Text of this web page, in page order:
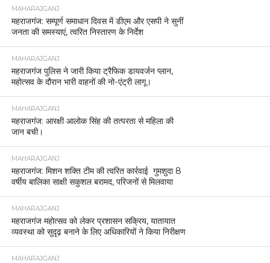
MAHARAJGANJ
महराजगंज: सम्पूर्ण समाधान दिवस में डीएम और एसपी ने सुनीं
जनता की समस्याएं, त्वरित निस्तारण के निर्देश
MAHARAJGANJ
महराजगंज पुलिस ने जारी किया ट्रैफिक डायवर्जन प्लान,
महोत्सव के दौरान भारी वाहनों की नो-एंट्री लागू।
MAHARAJGANJ
महराजगंज: आरक्षी आलोक सिंह की तत्परता से महिला की
जान बची।
MAHARAJGANJ
महराजगंज: मिशन शक्ति टीम की त्वरित कार्रवाई गुमशुदा 8
वर्षीय बालिका साक्षी सकुशल बरामद, परिजनों से मिलवाया
MAHARAJGANJ
महराजगंज महोत्सव को लेकर प्रशासन सक्रिय, यातायात
व्यवस्था को सुदृढ़ बनाने के लिए अधिकारियों ने किया निरीक्षण
MAHARAJGANJ